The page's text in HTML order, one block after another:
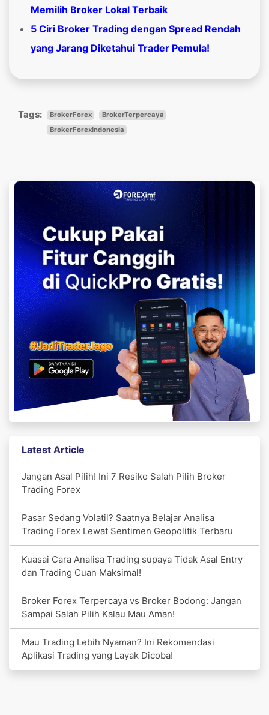
Memilih Broker Lokal Terbaik
5 Ciri Broker Trading dengan Spread Rendah
yang Jarang Diketahui Trader Pemula!
Tags: BrokerForex
BrokerTerpercaya
BrokerForexIndonesia
Latest Article
Jangan Asal Pilih! Ini 7 Resiko Salah Pilih Broker
Trading Forex
Pasar Sedang Volatil? Saatnya Belajar Analisa
Trading Forex Lewat Sentimen Geopolitik Terbaru
Kuasai Cara Analisa Trading supaya Tidak Asal Entry
dan Trading Cuan Maksimal!
Broker Forex Terpercaya vs Broker Bodong: Jangan
Sampai Salah Pilih Kalau Mau Aman!
Mau Trading Lebih Nyaman? Ini Rekomendasi
Aplikasi Trading yang Layak Dicoba!